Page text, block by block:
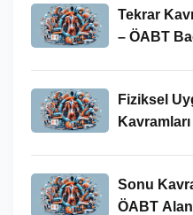
Tekrar
– ÖABT
Fiziksel
Sonu
ÖABT